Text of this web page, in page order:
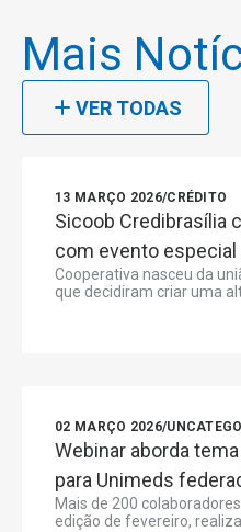
Mais
VER TODAS
13 MARÇO 2026/CRÉDITO
Sicoob Credibrasília
com evento especial
Cooperativa nasceu da
que decidiram criar uma
02 MARÇO 2026/
Webinar aborda
para Unimeds
Mais de 200
edição de fevereiro,